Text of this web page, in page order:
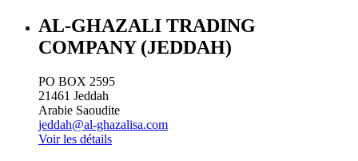
AL-GHAZALI TRADING
COMPANY (JEDDAH)
PO BOX 2595
21461 Jeddah
Arabie Saoudite
jeddah@al-ghazalisa.com
Voir les détails